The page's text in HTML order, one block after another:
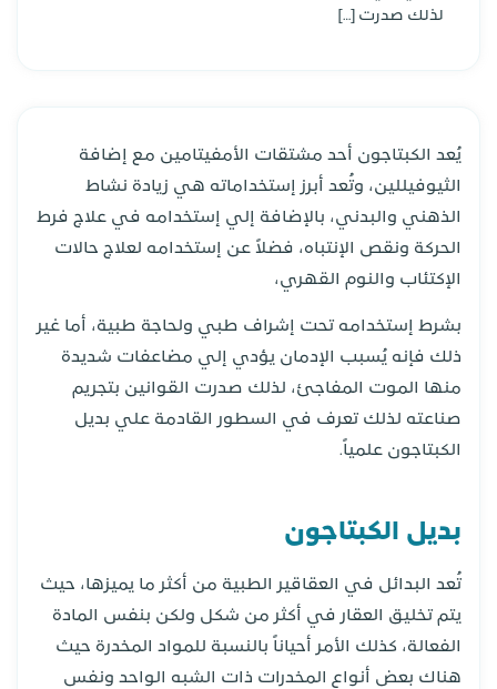
لذلك صدرت […]
يُعد الكبتاجون أحد مشتقات الأمفيتامين مع إضافة
الثيوفيللين، وتُعد أبرز إستخداماته هي زيادة نشاط
الذهني والبدني، بالإضافة إلي إستخدامه في علاج فرط
الحركة ونقص الإنتباه، فضلاً عن إستخدامه لعلاج حالات
الإكتئاب والنوم القهري،
بشرط إستخدامه تحت إشراف طبي ولحاجة طبية، أما غير
ذلك فإنه يُسبب الإدمان يؤدي إلي مضاعفات شديدة
منها الموت المفاجئ، لذلك صدرت القوانين بتجريم
صناعته لذلك تعرف في السطور القادمة علي بديل
الكبتاجون علمياً.
بديل الكبتاجون
تُعد البدائل في العقاقير الطبية من أكثر ما يميزها، حيث
يتم تخليق العقار في أكثر من شكل ولكن بنفس المادة
الفعالة، كذلك الأمر أحياناً بالنسبة للمواد المخدرة حيث
هناك بعض أنواع المخدرات ذات الشبه الواحد ونفس